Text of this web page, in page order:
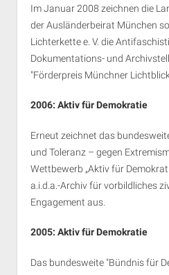
Im Januar 2008 zeichnen die
der Ausländerbeirat München
Lichterkette e. V. die
Dokumentations- und
"Förderpreis Münchner
2006: Aktiv für Demokratie
Erneut zeichnet das
und Toleranz – gegen
Wettbewerb „Aktiv für
a.i.d.a.-Archiv für vorbildliches
Engagement aus.
2005: Aktiv für Demokratie
Das bundesweite "Bündnis für